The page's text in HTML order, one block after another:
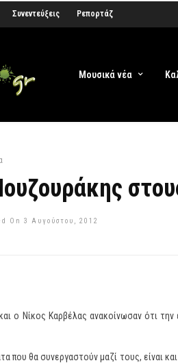
Συνεντεύξεις Ρεπορτάζ
Μουσικά νέα
On 3 Αυγούστου, 2012
ο Νίκος Καρβέλας ανακοίνωσαν ότι
που θα συνεργαστούν μαζί τους, είναι